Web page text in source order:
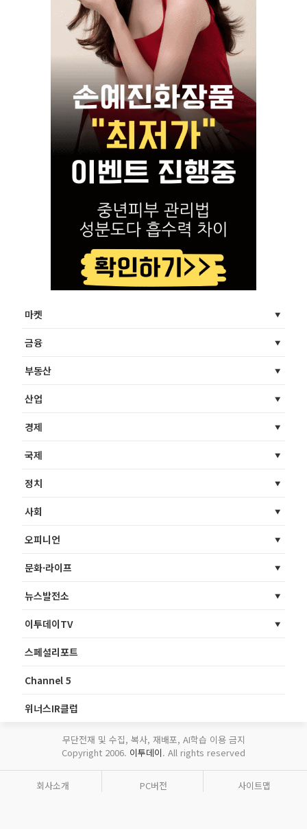
마켓
금융
부동산
산업
경제
국제
정치
사회
오피니언
문화·라이프
뉴스발전소
이투데이TV
스페셜리포트
Channel 5
위너스IR클럽
무단전재 및 수집, 복사, 재배포, AI학습 이용 금지
Copyright 2006. 이투데이. All rights reserved
회사소개 PC버전 사이트맵